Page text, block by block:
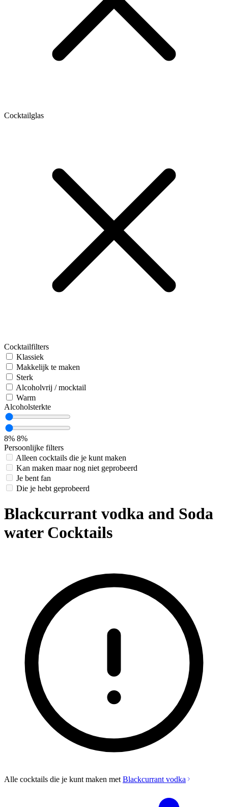
Cocktailglas
Cocktailfilters
Klassiek
Makkelijk te maken
Sterk
Alcoholvrij / mocktail
Warm
Alcoholsterkte
8% 8%
Persoonlijke filters
Alleen cocktails die je kunt maken
Kan maken maar nog niet geprobeerd
Je bent fan
Die je hebt geprobeerd
Blackcurrant vodka and Soda
water Cocktails
Alle cocktails die je kunt maken met Blackcurrant vodka